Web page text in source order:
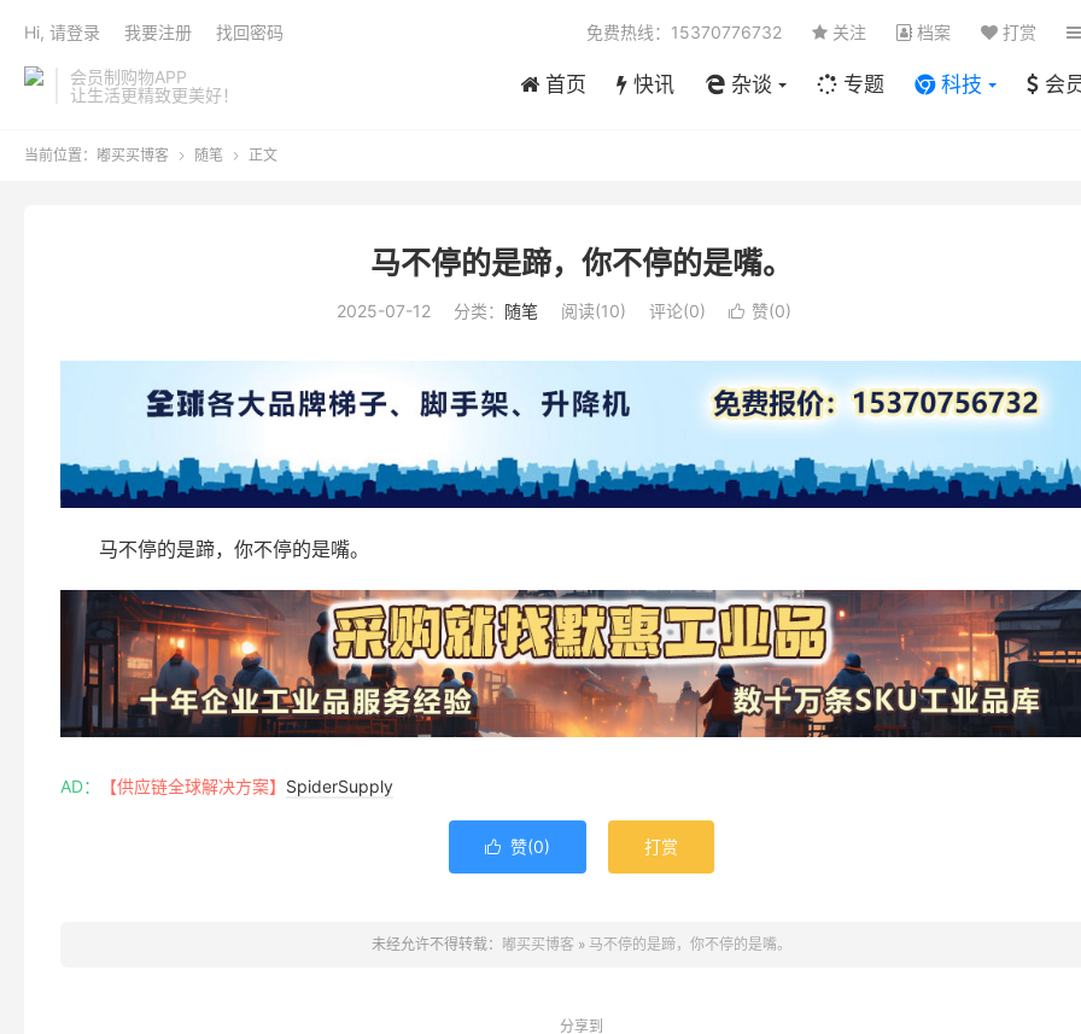
会员制购物APP
让生活更精致更美好！
首页 快讯 杂谈 专题 科技 会
免费热线：15370776732 关注 档案 打赏
Hi, 请登录 我要注册 找回密码
当前位置： 嘟买买博客  随笔  正文
马不停的是蹄，你不停的是嘴。
2025-07-12 分类： 随笔 阅读(10) 评论(0)  赞(0)
马不停的是蹄，你不停的是嘴。
AD： 【供应链全球解决方案】 SpiderSupply
 赞(0) 打赏
未经允许不得转载： 嘟买买博客 » 马不停的是蹄，你不停的是嘴。
分享到